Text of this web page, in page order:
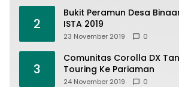
2
Bukit Peramun Desa
ISTA 2019
23 November 2019 0
3
Comunitas Corolla DX
Touring Ke Pariaman
24 November 2019 0